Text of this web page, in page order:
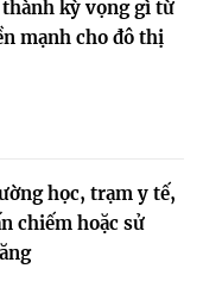
kỳ vọng gì từ
mạnh cho đô thị
học, trạm y tế,
chiếm hoặc sử